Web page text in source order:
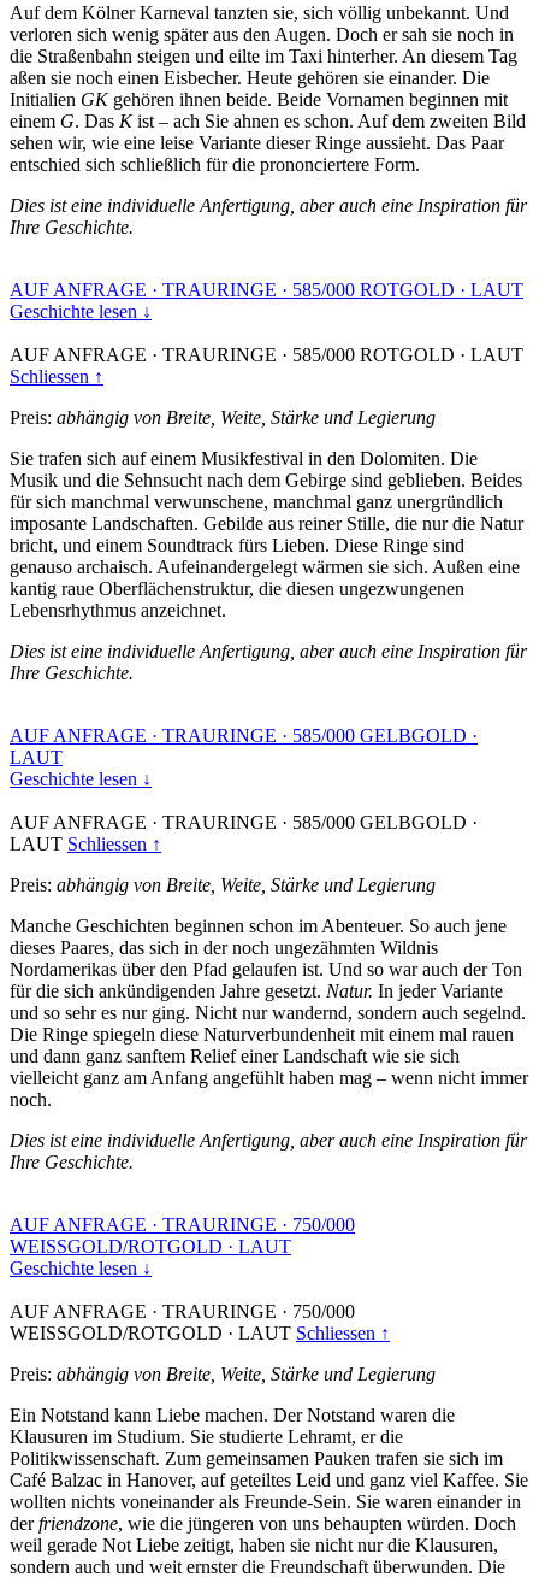
Auf dem Kölner Karneval tanzten sie, sich völlig unbekannt. Und
verloren sich wenig später aus den Augen. Doch er sah sie noch in
die Straßenbahn steigen und eilte im Taxi hinterher. An diesem Tag
aßen sie noch einen Eisbecher. Heute gehören sie einander. Die
Initialien GKgehören ihnen beide. Beide Vornamen beginnen mit
einem G. Das Kist – ach Sie ahnen es schon. Auf dem zweiten Bild
sehen wir, wie eine leise Variante dieser Ringe aussieht. Das Paar
entschied sich schließlich für die prononciertere Form.
Dies ist eine individuelle Anfertigung, aber auch eine Inspiration für
Ihre Geschichte.
AUF ANFRAGE · TRAURINGE · 585/000 ROTGOLD · LAUT
Geschichte lesen ↓
AUF ANFRAGE · TRAURINGE · 585/000 ROTGOLD · LAUT
Schliessen ↑
Preis: abhängig von Breite, Weite, Stärke und Legierung
Sie trafen sich auf einem Musikfestival in den Dolomiten. Die
Musik und die Sehnsucht nach dem Gebirge sind geblieben. Beides
für sich manchmal verwunschene, manchmal ganz unergründlich
imposante Landschaften. Gebilde aus reiner Stille, die nur die Natur
bricht, und einem Soundtrack fürs Lieben. Diese Ringe sind
genauso archaisch. Aufeinandergelegt wärmen sie sich. Außen eine
kantig raue Oberflächenstruktur, die diesen ungezwungenen
Lebensrhythmus anzeichnet.
Dies ist eine individuelle Anfertigung, aber auch eine Inspiration für
Ihre Geschichte.
AUF ANFRAGE · TRAURINGE · 585/000 GELBGOLD ·
LAUT
Geschichte lesen ↓
AUF ANFRAGE · TRAURINGE · 585/000 GELBGOLD ·
LAUT Schliessen ↑
Preis: abhängig von Breite, Weite, Stärke und Legierung
Manche Geschichten beginnen schon im Abenteuer. So auch jene
dieses Paares, das sich in der noch ungezähmten Wildnis
Nordamerikas über den Pfad gelaufen ist. Und so war auch der Ton
für die sich ankündigenden Jahre gesetzt. Natur. In jeder Variante
und so sehr es nur ging. Nicht nur wandernd, sondern auch segelnd.
Die Ringe spiegeln diese Naturverbundenheit mit einem mal rauen
und dann ganz sanftem Relief einer Landschaft wie sie sich
vielleicht ganz am Anfang angefühlt haben mag – wenn nicht immer
noch.
Dies ist eine individuelle Anfertigung, aber auch eine Inspiration für
Ihre Geschichte.
AUF ANFRAGE · TRAURINGE · 750/000
WEISSGOLD/ROTGOLD · LAUT
Geschichte lesen ↓
AUF ANFRAGE · TRAURINGE · 750/000
WEISSGOLD/ROTGOLD · LAUT Schliessen ↑
Preis: abhängig von Breite, Weite, Stärke und Legierung
Ein Notstand kann Liebe machen. Der Notstand waren die
Klausuren im Studium. Sie studierte Lehramt, er die
Politikwissenschaft. Zum gemeinsamen Pauken trafen sie sich im
Café Balzac in Hanover, auf geteiltes Leid und ganz viel Kaffee. Sie
wollten nichts voneinander als Freunde-Sein. Sie waren einander in
derfriendzone, wie die jüngeren von uns behaupten würden. Doch
weil gerade Not Liebe zeitigt, haben sie nicht nur die Klausuren,
sondern auch und weit ernster die Freundschaft überwunden. Die